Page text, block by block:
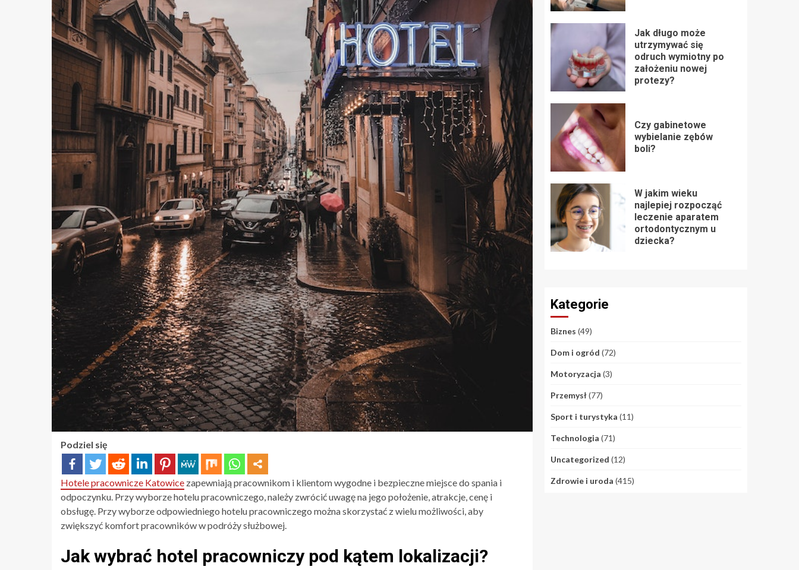
Podziel się
Hotele pracownicze Katowice zapewniają pracownikom i klientom wygodne i bezpieczne miejsce do spania i
odpoczynku. Przy wyborze hotelu pracowniczego, należy zwrócić uwagę na jego położenie, atrakcje, cenę i
obsługę. Przy wyborze odpowiedniego hotelu pracowniczego można skorzystać z wielu możliwości, aby
zwiększyć komfort pracowników w podróży służbowej.
Jak wybrać hotel pracowniczy pod kątem lokalizacji?
Jak długo może
utrzymywać się
odruch wymiotny po
założeniu nowej
protezy?
Czy gabinetowe
wybielanie zębów
boli?
W jakim wieku
najlepiej rozpocząć
leczenie aparatem
ortodontycznym u
dziecka?
Kategorie
Biznes (49)
Dom i ogród (72)
Motoryzacja (3)
Przemysł(77)
Sport i turystyka (11)
Technologia (71)
Uncategorized (12)
Zdrowie i uroda (415)